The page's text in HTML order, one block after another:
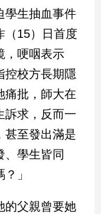
學生抽血事件
（15）日首度
，哽咽表示
控校方長期隱
痛批，師大在
訴求，反而一
甚至發出滿是
、學生皆同
」
的父親曾要她